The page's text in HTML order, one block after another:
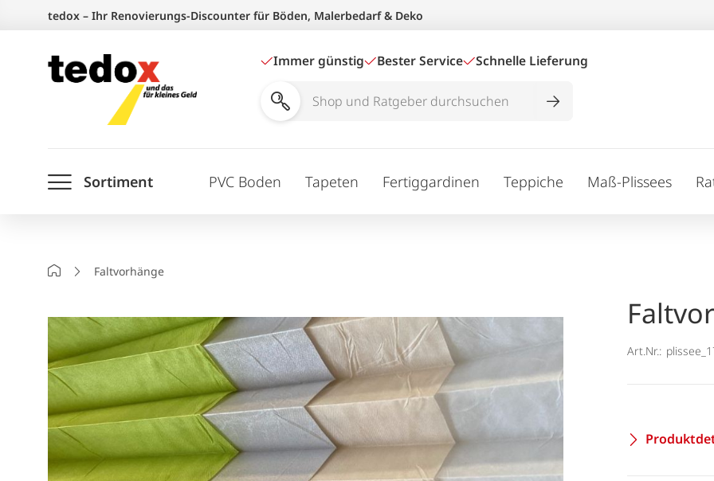
springen
tedox – Ihr Renovierungs-Discounter für Böden, Malerbedarf & Deko
Immer günstig Bester Service Schnelle Lieferung
Shop
durchsuchen
Sortiment PVC Boden Tapeten Fertiggardinen Teppiche Maß-Plissees
StartseiteFaltvorhänge
Art.Nr.: